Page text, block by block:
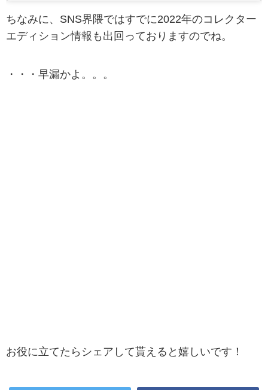
ちなみに、SNS界隈ではすでに2022年のコレクター
エディション情報も出回っておりますのでね。
・・・早漏かよ。。。
お役に立てたらシェアして貰えると嬉しいです！